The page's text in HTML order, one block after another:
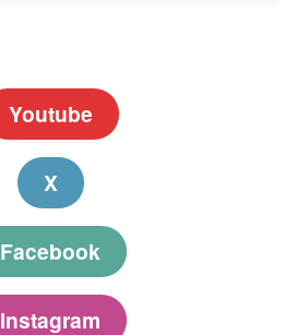
Youtube
X
Facebook
Instagram